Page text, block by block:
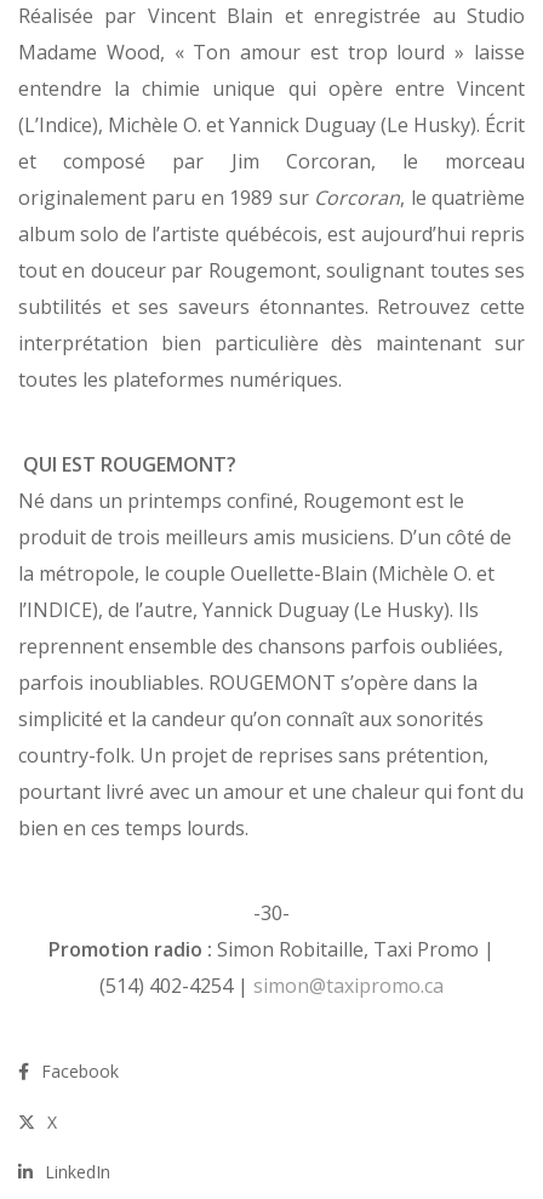
Réalisée par Vincent Blain et enregistrée au Studio
Madame Wood, « Ton amour est trop lourd » laisse
entendre la chimie unique qui opère entre Vincent
(L’Indice), Michèle O. et Yannick Duguay (Le Husky). Écrit
et composé par Jim Corcoran, le morceau
originalement paru en 1989 sur Corcoran, le quatrième
album solo de l’artiste québécois, est aujourd’hui repris
tout en douceur par Rougemont, soulignant toutes ses
subtilités et ses saveurs étonnantes. Retrouvez cette
interprétation bien particulière dès maintenant sur
toutes les plateformes numériques.
QUI EST ROUGEMONT?
Né dans un printemps confiné, Rougemont est le
produit de trois meilleurs amis musiciens. D’un côté de
la métropole, le couple Ouellette-Blain (Michèle O. et
l’INDICE), de l’autre, Yannick Duguay (Le Husky). Ils
reprennent ensemble des chansons parfois oubliées,
parfois inoubliables. ROUGEMONT s’opère dans la
simplicité et la candeur qu’on connaît aux sonorités
country-folk. Un projet de reprises sans prétention,
pourtant livré avec un amour et une chaleur qui font du
bien en ces temps lourds.
-30-
Promotion radio : Simon Robitaille, Taxi Promo |
(514) 402-4254 | simon@taxipromo.ca
Facebook
X
LinkedIn